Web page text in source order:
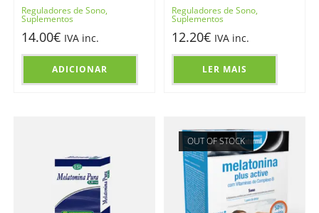
Reguladores de Sono,
Suplementos
14.00€ IVA inc.
ADICIONAR
Reguladores de Sono,
Suplementos
12.20€ IVA inc.
LER MAIS
OUT OF STOCK